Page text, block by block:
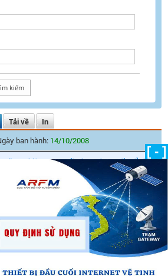
Tải về
In
ban hành: 14/10/2008
nhiệm vụ, quyền hạn và cơ cấu tổ chức
điện khu vực VIII thuộc Cục Tần số vô
Ngày ban hành 14/10/2008
Ngày có hiệu
tin
[ - ]